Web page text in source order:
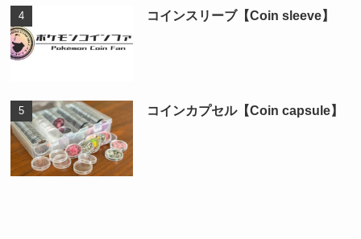
コインスリーブ【Coin sleeve】
コインカプセル【Coin capsule】